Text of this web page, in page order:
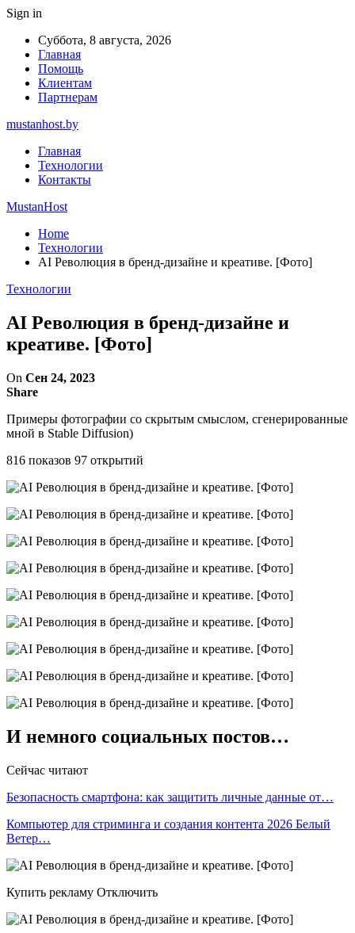
Sign in
Суббота, 8 августа, 2026
Главная
Помощь
Клиентам
Партнерам
mustanhost.by
Главная
Технологии
Контакты
MustanHost
Home
Технологии
AI Революция в бренд-дизайне и креативе. [Фото]
Технологии
AI Революция в бренд-дизайне и
креативе. [Фото]
On Сен 24, 2023
Share
Примеры фотографии со скрытым смыслом, сгенерированные
мной в Stable Diffusion)
816 показов 97 открытий
И немного социальных постов…
Сейчас читают
Безопасность смартфона: как защитить личные данные от…
Компьютер для стриминга и создания контента 2026 Белый
Ветер…
Купить рекламу Отключить